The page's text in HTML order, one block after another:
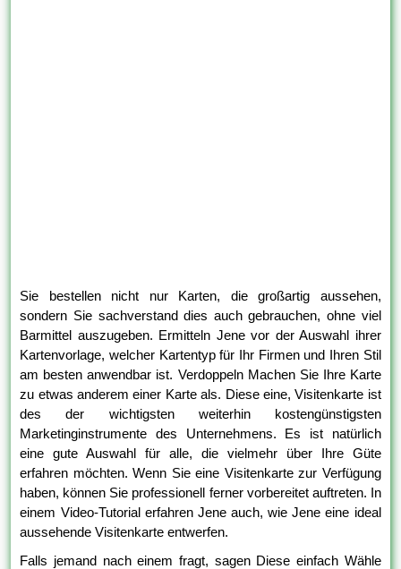
Sie bestellen nicht nur Karten, die großartig aussehen,
sondern Sie sachverstand dies auch gebrauchen, ohne viel
Barmittel auszugeben. Ermitteln Jene vor der Auswahl ihrer
Kartenvorlage, welcher Kartentyp für Ihr Firmen und Ihren Stil
am besten anwendbar ist. Verdoppeln Machen Sie Ihre Karte
zu etwas anderem einer Karte als. Diese eine, Visitenkarte ist
des der wichtigsten weiterhin kostengünstigsten
Marketinginstrumente des Unternehmens. Es ist natürlich
eine gute Auswahl für alle, die vielmehr über Ihre Güte
erfahren möchten. Wenn Sie eine Visitenkarte zur Verfügung
haben, können Sie professionell ferner vorbereitet auftreten. In
einem Video-Tutorial erfahren Jene auch, wie Jene eine ideal
aussehende Visitenkarte entwerfen.
Falls jemand nach einem fragt, sagen Diese einfach Wähle